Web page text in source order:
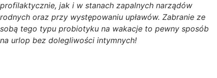
profilaktycznie, jak i w stanach zapalnych narządów
rodnych oraz przy występowaniu upławów. Zabranie ze
sobą tego typu probiotyku na wakacje to pewny sposób
na urlop bez dolegliwości intymnych!